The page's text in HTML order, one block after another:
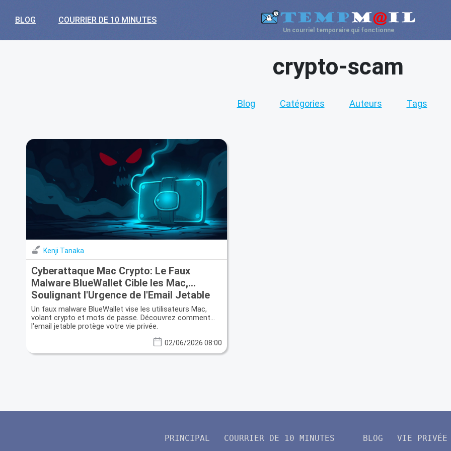
BLOG COURRIER DE 10 MINUTES
Un courriel temporaire qui fonctionne
crypto-scam
Blog Catégories Auteurs Tags
Kenji Tanaka
Cyberattaque Mac Crypto: Le Faux
Malware BlueWallet Cible les Mac,
Soulignant l'Urgence de l'Email Jetable
Un faux malware BlueWallet vise les utilisateurs Mac,
volant crypto et mots de passe. Découvrez comment
l'email jetable protège votre vie privée.
02/06/2026 08:00
PRINCIPAL COURRIER DE 10 MINUTES BLOG VIE PRIVÉE